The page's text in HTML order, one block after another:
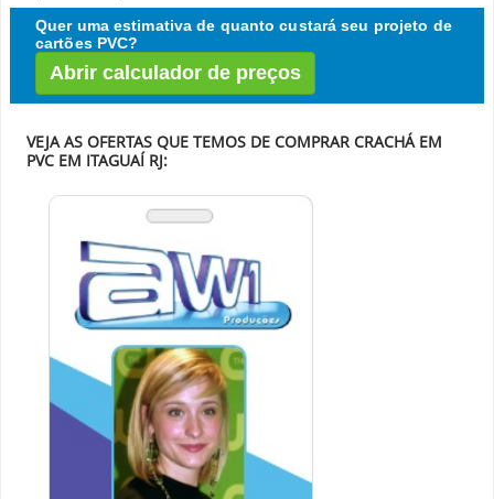
Quer uma estimativa de quanto custará seu projeto de
cartões PVC?
Abrir calculador de preços
VEJA AS OFERTAS QUE TEMOS DE COMPRAR CRACHÁ EM
PVC EM ITAGUAÍ RJ: